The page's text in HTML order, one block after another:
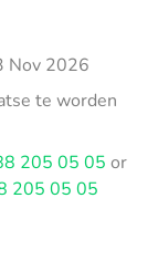
Nov 2026
te worden
205 05 05 or
205 05 05